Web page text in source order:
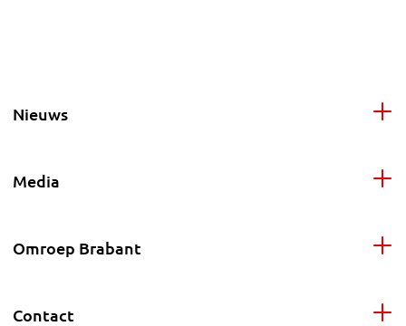
Nieuws
Media
Omroep Brabant
Contact